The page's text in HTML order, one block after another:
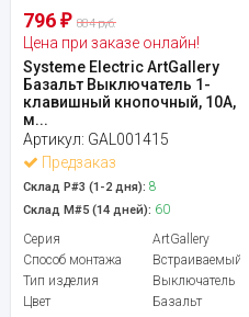
796 ₽ 884 руб.
Цена при заказе онлайн!
Systeme Electric ArtGallery
Базальт Выключатель 1-
клавишный кнопочный, 10А,
м...
Артикул: GAL001415
Предзаказ
Склад Р#3 (1-2 дня): 8
Склад М#5 (14 дней): 60
Серия
ArtGallery
Способ монтажа
Встраиваемый
Тип изделия
Выключатель
Цвет
Базальт